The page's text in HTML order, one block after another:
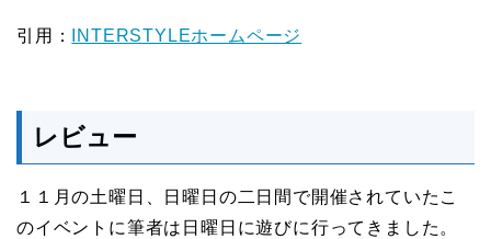
引用： INTERSTYLEホームページ
レビュー
１１月の土曜日、日曜日の二日間で開催されていたこ
のイベントに筆者は日曜日に遊びに行ってきました。